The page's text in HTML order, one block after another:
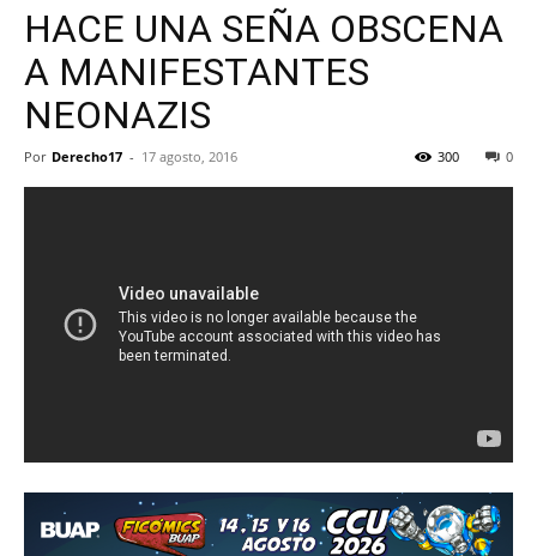
HACE UNA SEÑA OBSCENA
A MANIFESTANTES
NEONAZIS
Por Derecho17 - 17 agosto, 2016 0
300